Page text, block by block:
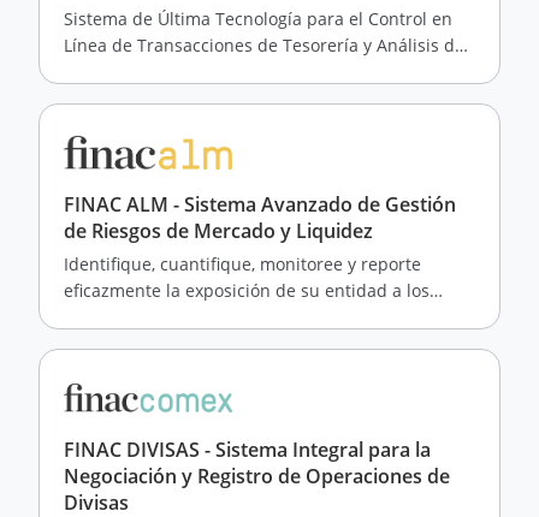
Sistema de Última Tecnología para el Control en
Línea de Transacciones de Tesorería y Análisis de
FINAC ALM - Sistema Avanzado de Gestión
de Riesgos de Mercado y Liquidez
Identifique, cuantifique, monitoree y reporte
eficazmente la exposición de su entidad a los
FINAC DIVISAS - Sistema Integral para la
Negociación y Registro de Operaciones de
Divisas